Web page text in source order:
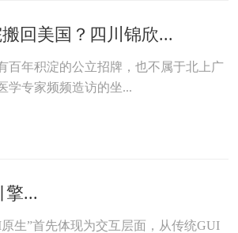
回美国？四川锦欣...
百年积淀的公立招牌，也不属于北上广
学专家频频造访的坐...
擎...
生”首先体现为交互层面，从传统GUI